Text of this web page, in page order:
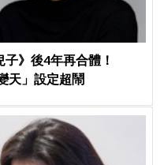
》後4年再合體！
天」設定超鬧